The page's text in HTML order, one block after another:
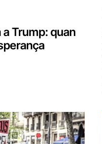
Trump: quan